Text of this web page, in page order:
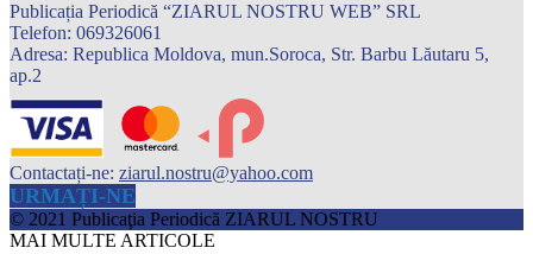
Publicația Periodică “ZIARUL NOSTRU WEB” SRL
Telefon: 069326061
Adresa: Republica Moldova, mun.Soroca, Str. Barbu Lăutaru 5,
ap.2
Contactați-ne: ziarul.nostru@yahoo.com
URMAȚI-NE
© 2021 Publicaţia Periodică ZIARUL NOSTRU
MAI MULTE ARTICOLE